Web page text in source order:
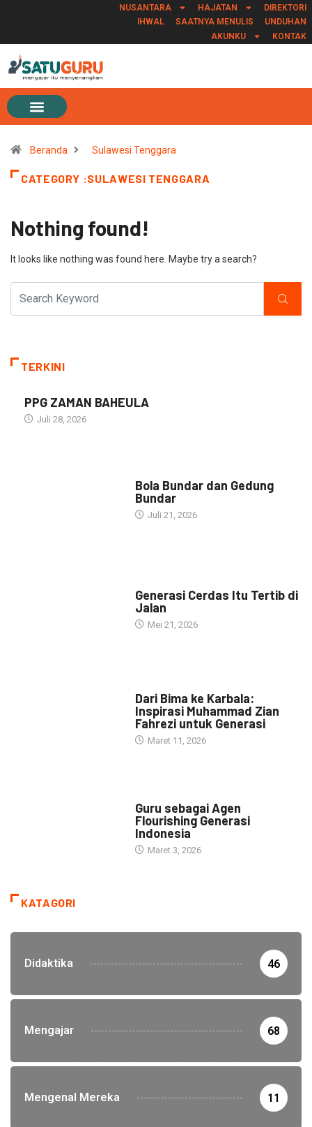
NUSANTARA HAJATAN
DIREKTORI
IHWAL
SAATNYA MENULIS
UNDUHAN
AKUNKU
KONTAK
Beranda Sulawesi Tenggara
CATEGORY :SULAWESI TENGGARA
Nothing found!
It looks like nothing was found here. Maybe try a search?
TERKINI
PPG ZAMAN BAHEULA
Juli 28, 2026
Bola Bundar dan Gedung
Bundar
Juli 21, 2026
Generasi Cerdas Itu Tertib di
Jalan
Mei 21, 2026
Dari Bima ke Karbala:
Inspirasi Muhammad Zian
Fahrezi untuk Generasi
Maret 11, 2026
Guru sebagai Agen
Flourishing Generasi
Indonesia
Maret 3, 2026
KATAGORI
Didaktika 46
Mengajar 68
Mengenal Mereka 11